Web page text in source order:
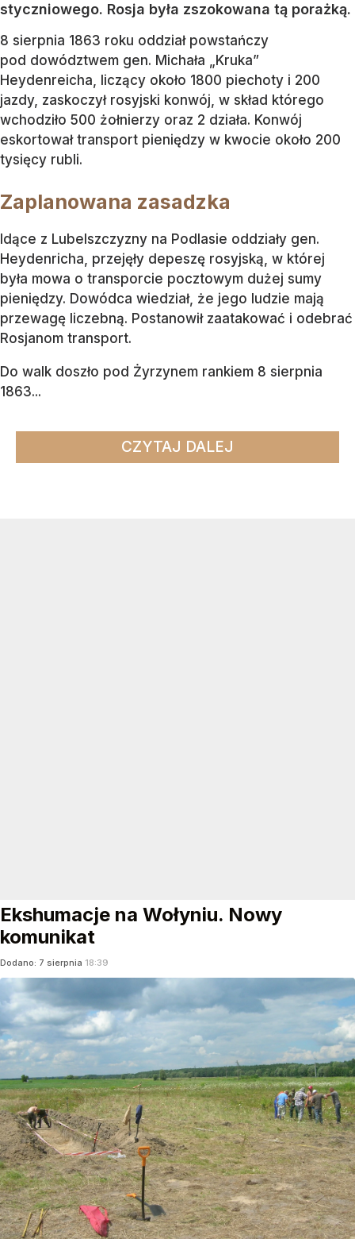
styczniowego. Rosja była zszokowana tą porażką.
8 sierpnia 1863 roku oddział powstańczy
pod dowództwem gen. Michała „Kruka”
Heydenreicha, liczący około 1800 piechoty i 200
jazdy, zaskoczył rosyjski konwój, w skład którego
wchodziło 500 żołnierzy oraz 2 działa. Konwój
eskortował transport pieniędzy w kwocie około 200
tysięcy rubli.
Zaplanowana zasadzka
Idące z Lubelszczyzny na Podlasie oddziały gen.
Heydenricha, przejęły depeszę rosyjską, w której
była mowa o transporcie pocztowym dużej sumy
pieniędzy. Dowódca wiedział, że jego ludzie mają
przewagę liczebną. Postanowił zaatakować i odebrać
Rosjanom transport.
Do walk doszło pod Żyrzynem rankiem 8 sierpnia
1863...
CZYTAJ DALEJ
Ekshumacje na Wołyniu. Nowy
komunikat
Dodano: 7 sierpnia 18:39